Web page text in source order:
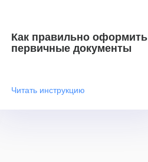
Как правильно оформить
первичные документы
Читать инструкцию